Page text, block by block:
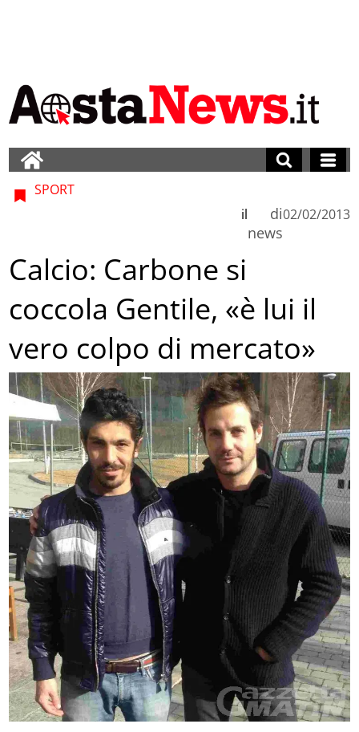
SPORT
di
news
il 02/02/2013
Calcio: Carbone si
coccola Gentile, «è lui il
vero colpo di mercato»